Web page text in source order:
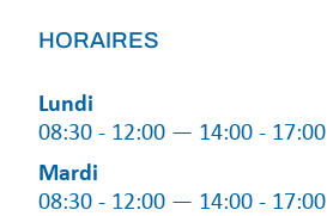
HORAIRES
Lundi
08:30 - 12:00 — 14:00 - 17:00
Mardi
08:30 - 12:00 — 14:00 - 17:00